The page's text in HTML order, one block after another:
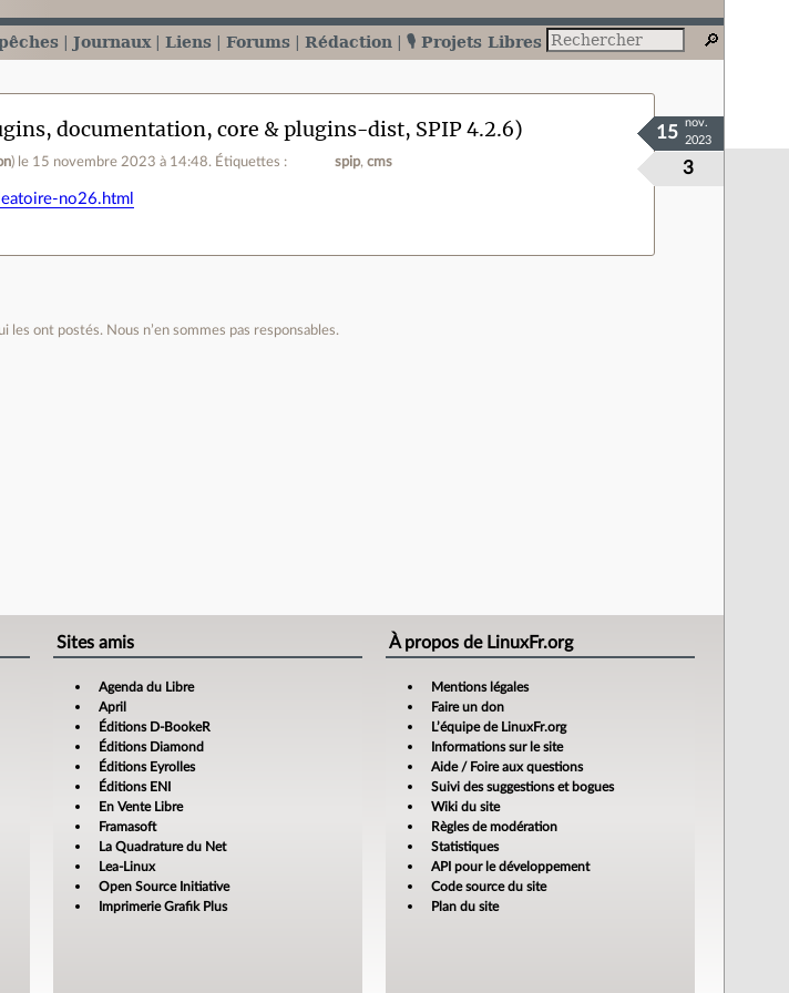
Journaux Liens Forums Rédaction 🎙️ Projets Libres
documentation, core & plugins-dist, SPIP 4.2.6)
) le 15 novembre 2023 à 14:48. Étiquettes : spip cms 3
15
nov.
2023
no26.html
ont postés. Nous n’en sommes pas responsables.
Sites amis
Agenda du Libre
April
Éditions D-BookeR
Éditions Diamond
Éditions Eyrolles
Éditions ENI
En Vente Libre
Framasoft
La Quadrature du Net
Lea-Linux
Open Source Initiative
Imprimerie Grafik Plus
À propos de LinuxFr.org
Mentions légales
Faire un don
L’équipe de LinuxFr.org
Informations sur le site
Aide / Foire aux questions
Suivi des suggestions et bogues
Wiki du site
Règles de modération
Statistiques
API pour le développement
Code source du site
Plan du site